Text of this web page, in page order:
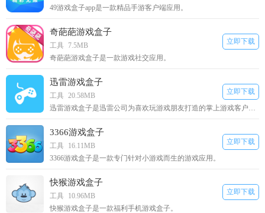
49游戏盒子app是一款精品手游客户端应用。
奇葩葩游戏盒子
工具
7.5MB
奇葩葩游戏盒子是一款游戏社交应用。
立即下载
迅雷游戏盒子
工具 20.58MB
迅雷游戏盒子是迅雷公司为喜欢玩游戏朋友打造的掌上游戏客户端。
立即下载
3366游戏盒子
工具
16.11MB
3366游戏盒子是一款专门针对小游戏而生的游戏应用。
立即下载
快猴游戏盒子
工具
10.96MB
快猴游戏盒子是一款福利手机游戏盒子。
立即下载